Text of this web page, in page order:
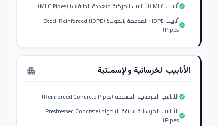
أنابيب MLC (الأنابيب المركبة متعددة الطبقات) (MLC Pipes)check_circle
أنابيب HDPE المدعمة بالفولاذ (Steel-Reinforced HDPE
Pipes)check_circle
الأنابيب الخرسانية والإسمنتية apartment
الأنابيب الخرسانية المسلحة (Reinforced Concrete Pipes)check_circle
الأنابيب الخرسانية سابقة الإجهاد (Prestressed Concrete
Pipes)check_circle